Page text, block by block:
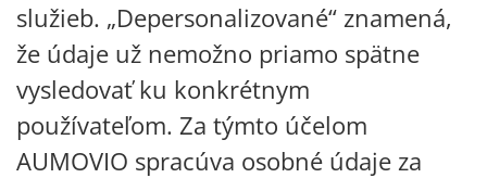
služieb. „Depersonalizované“ znamená,
že údaje už nemožno priamo spätne
vysledovať ku konkrétnym
používateľom. Za týmto účelom
AUMOVIO spracúva osobné údaje za